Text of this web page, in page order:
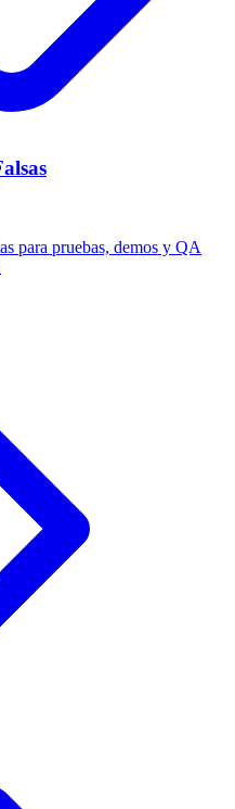
para pruebas, demos y QA